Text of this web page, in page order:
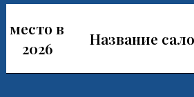
место в
2026
Название